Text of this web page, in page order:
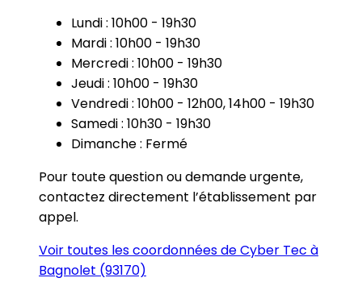
Lundi : 10h00 - 19h30
Mardi : 10h00 - 19h30
Mercredi : 10h00 - 19h30
Jeudi : 10h00 - 19h30
Vendredi : 10h00 - 12h00, 14h00 - 19h30
Samedi : 10h30 - 19h30
Dimanche : Fermé
Pour toute question ou demande urgente,
contactez directement l’établissement par
appel.
Voir toutes les coordonnées de Cyber Tec à
Bagnolet (93170)